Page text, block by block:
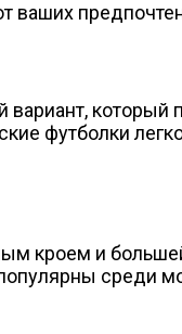
ваших
футболки
кроем и
среди